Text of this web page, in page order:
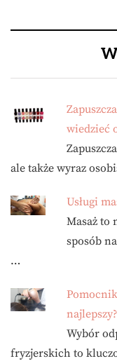
wiedzieć
ale także wyraz
Usługi
Masaż to
sposób
…
najlepszy?
Wybór
fryzjerskich to